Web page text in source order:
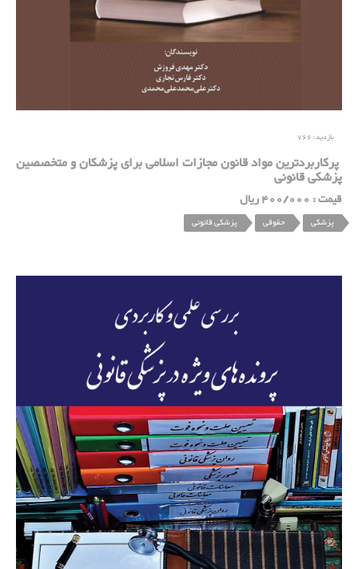
بازدید: 766
پرکاربردترین مواد قانون مجازات اسلامی برای پزشکان و متخصصین
پزشکی قانونی
قیمت : 400/000 ریال
پزشکی حقوقی پزشکی قانونی